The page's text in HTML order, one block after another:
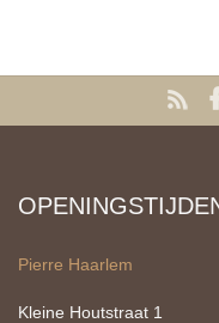
Pierre Haarlem
Kleine Houtstraat 1